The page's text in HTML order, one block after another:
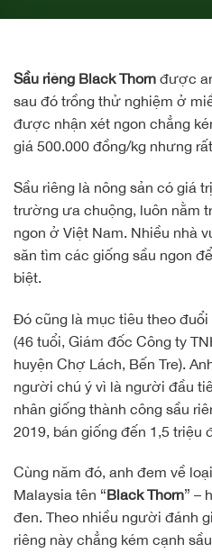
Sầu riêng Black Thorn được
sau đó trồng thử nghiệm ở
được nhận xét ngon chẳng
giá 500.000 đồng/kg nhưng
Sầu riêng là nông sản có giá
trường ưa chuộng, luôn nằm
ngon ở Việt Nam. Nhiều nhà
săn tìm các giống sầu ngon
biệt.
Đó cũng là mục tiêu theo đuổi
(46 tuổi, Giám đốc Công ty
huyện Chợ Lách, Bến Tre).
người chú ý vì là người đầu
nhân giống thành công sầu
2019, bán giống đến 1,5 triệu
Cùng năm đó, anh đem về
Malaysia tên “Black Thorn” –
đen. Theo nhiều người đánh
riêng này chẳng kém cạnh